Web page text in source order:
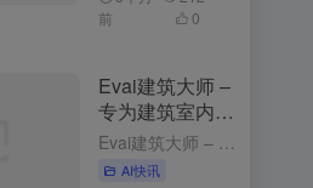
前
0
Evai建筑大师 –
专为建筑室内行
业的云端AI创作
平台
Evai建筑大师 – 专为建筑室内行业的云端AI创作平台 2个月前更新 Evai建筑大师是什么 Evai 建筑大师（OpenEvai）是专为建筑师、室内设计师和景观规划师打造的云端 AI 创作平台。通...
AI快讯